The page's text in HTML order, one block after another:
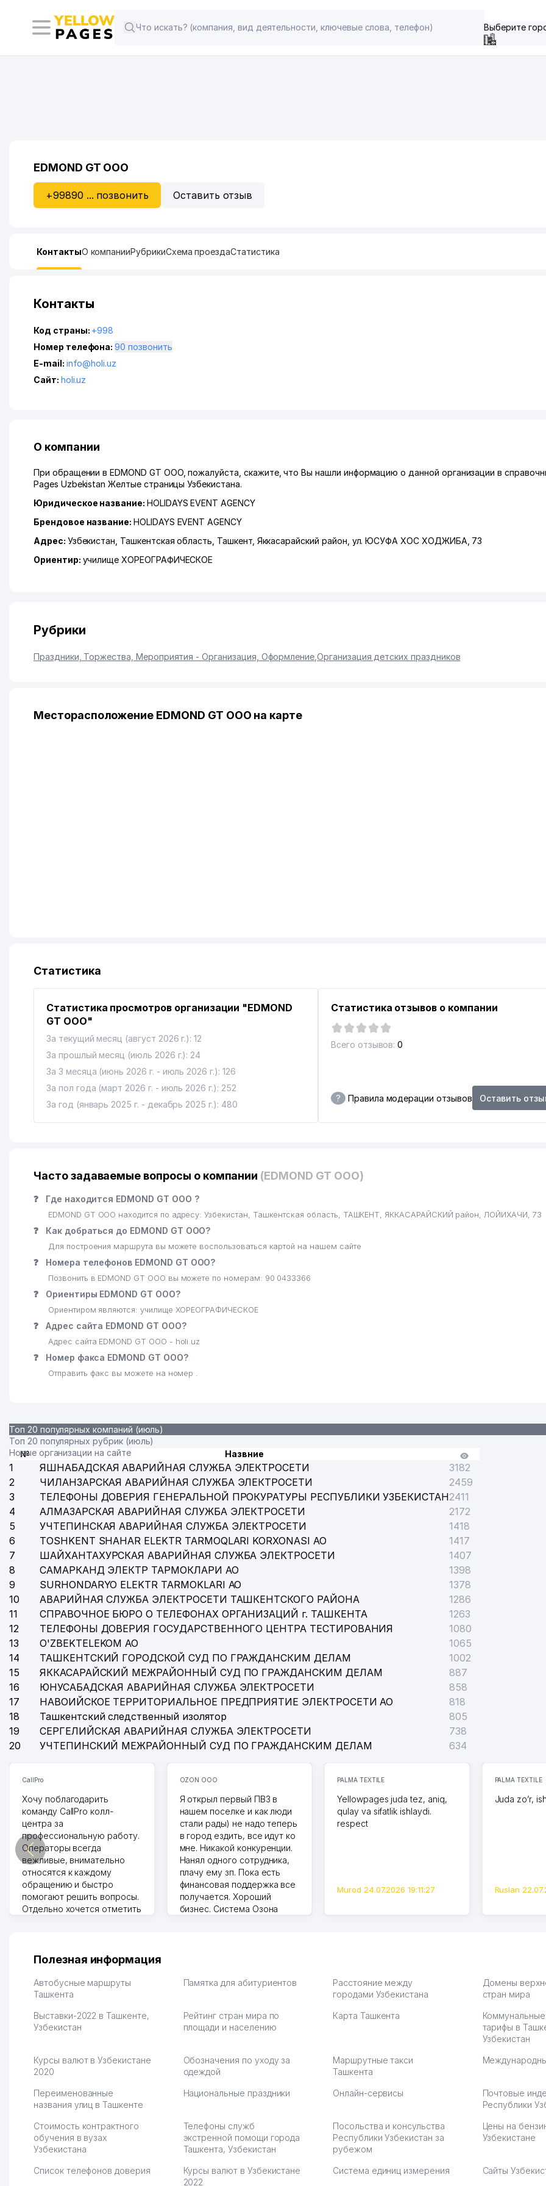
Выберите
EDMOND GT ООО
+99890 ... позвонить Оставить отзыв
КонтактыО компанииРубрикиСхема проездаСтатистика
Контакты
Код страны: +998
Номер телефона:
90 позвонить
E-mail: info@holi.uz
Сайт: holi.uz
О компании
При обращении в EDMOND GT ООО, пожалуйста, скажите, что Вы нашли информацию о данной организации в
Pages Uzbekistan Желтые страницы Узбекистана.
Юридическое название: HOLIDAYS EVENT AGENCY
Брендовое название: HOLIDAYS EVENT AGENCY
Адрес: Узбекистан, Ташкентская область Ташкент, Яккасарайский район ул. ЮСУФА ХОС ХОДЖИБА , 73
Ориентир: училище ХОРЕОГРАФИЧЕСКОЕ
Рубрики
Праздники, Торжества, Мероприятия - Организация, Оформление ,Организация детских праздников
Месторасположение EDMOND GT ООО на карте
Статистика
Статистика просмотров организации "EDMOND
GT ООО"
За текущий месяц (август 2026 г.): 12
За прошлый месяц (июль 2026 г.): 24
За 3 месяца (июнь 2026 г. - июль 2026 г.): 126
За пол года (март 2026 г. - июль 2026 г.): 252
За год (январь 2025 г. - декабрь 2025 г.): 480
Статистика отзывов о компании
Всего отзывов: 0
? Правила модерации отзывов Оставить
Часто задаваемые вопросы о компании (EDMOND GT ООО)
❓ Где находится EDMOND GT ООО ?
EDMOND GT ООО находится по адресу: Узбекистан, Ташкентская область, ТАШКЕНТ, ЯККАСАРАЙСКИЙ район, ЛОЙИХАЧИ, 73
❓ Как добраться до EDMOND GT ООО?
Для построения маршрута вы можете воспользоваться картой на нашем сайте
❓ Номера телефонов EDMOND GT ООО?
Позвонить в EDMOND GT ООО вы можете по номерам: 90 0433366
❓ Ориентиры EDMOND GT ООО?
Ориентиром являются: училище ХОРЕОГРАФИЧЕСКОЕ
❓ Адрес сайта EDMOND GT ООО?
Адрес сайта EDMOND GT ООО - holi.uz
❓ Номер факса EDMOND GT ООО?
Отправить факс вы можете на номер .
Топ 20 популярных компаний (июль)
Топ 20 популярных рубрик (июль)
Новые организации на сайте
№ Назвние
1 ЯШНАБАДСКАЯ АВАРИЙНАЯ СЛУЖБА ЭЛЕКТРОСЕТИ
3182
2
ЧИЛАНЗАРСКАЯ АВАРИЙНАЯ СЛУЖБА ЭЛЕКТРОСЕТИ
2459
3
ТЕЛЕФОНЫ ДОВЕРИЯ ГЕНЕРАЛЬНОЙ ПРОКУРАТУРЫ РЕСПУБЛИКИ УЗБЕКИСТАН2411
4
АЛМАЗАРСКАЯ АВАРИЙНАЯ СЛУЖБА ЭЛЕКТРОСЕТИ
2172
5
УЧТЕПИНСКАЯ АВАРИЙНАЯ СЛУЖБА ЭЛЕКТРОСЕТИ
1418
6
TOSHKENT SHAHAR ELEKTR TARMOQLARI KORXONASI АО
1417
7
ШАЙХАНТАХУРСКАЯ АВАРИЙНАЯ СЛУЖБА ЭЛЕКТРОСЕТИ
1407
8
САМАРКАНД ЭЛЕКТР ТАРМОКЛАРИ АО
1398
9
SURHONDARYO ELEKTR TARMOKLARI АО
1378
10
АВАРИЙНАЯ СЛУЖБА ЭЛЕКТРОСЕТИ ТАШКЕНТСКОГО РАЙОНА
1286
11
СПРАВОЧНОЕ БЮРО О ТЕЛЕФОНАХ ОРГАНИЗАЦИЙ г. ТАШКЕНТА
1263
12
ТЕЛЕФОНЫ ДОВЕРИЯ ГОСУДАРСТВЕННОГО ЦЕНТРА ТЕСТИРОВАНИЯ
1080
13
O'ZBEKTELEKOM АО
1065
14
ТАШКЕНТСКИЙ ГОРОДСКОЙ СУД ПО ГРАЖДАНСКИМ ДЕЛАМ
1002
15
ЯККАСАРАЙСКИЙ МЕЖРАЙОННЫЙ СУД ПО ГРАЖДАНСКИМ ДЕЛАМ
887
16
ЮНУСАБАДСКАЯ АВАРИЙНАЯ СЛУЖБА ЭЛЕКТРОСЕТИ
858
17
НАВОИЙСКОЕ ТЕРРИТОРИАЛЬНОЕ ПРЕДПРИЯТИЕ ЭЛЕКТРОСЕТИ АО
818
18
Ташкентский следственный изолятор
805
19
СЕРГЕЛИЙСКАЯ АВАРИЙНАЯ СЛУЖБА ЭЛЕКТРОСЕТИ
738
20
УЧТЕПИНСКИЙ МЕЖРАЙОННЫЙ СУД ПО ГРАЖДАНСКИМ ДЕЛАМ 634
CallPro
Хочу поблагодарить
команду CallPro колл-
центра за
профессиональную работу.
Операторы всегда
вежливые, внимательно
относятся к каждому
обращению и быстро
помогают решить вопросы.
Отдельно хочется отметить
их работе значительно
обслуживания клиентов.
Рекомендую этот колл-
партнера для бизнеса.
Vip Brand 31.07.2026 11:43:39
OZON ООО
Я открыл первый ПВЗ в
нашем поселке и как люди
стали рады) не надо теперь
в город ездить, все идут ко
мне. Никакой конкуренции.
Нанял одного сотрудника,
плачу ему зп. Пока есть
финансовая поддержка все
получается. Хороший
бизнес. Система Озона
тут у нас уже есть ПВЗ.
Марат 27.07.2026 08:00:37
PALMA TEXTILE
Yellowpages juda tez, aniq,
qulay va sifatlik ishlaydi.
respect
Murod 24.07.2026 19:11:27
PALMA TEXTILE
Juda zo’r,
Ruslan
Полезная информация
Автобусные маршруты
Ташкента
Памятка для абитуриентов
Расстояние между
городами Узбекистана
Домены
стран мира
Выставки-2022 в Ташкенте,
Узбекистан
Рейтинг стран мира по
площади и населению
Карта Ташкента
тарифы в
Узбекистан
Курсы валют в Узбекистане
2020
Обозначения по уходу за
одеждой
Маршрутные такси
Ташкента
Переименованные
названия улиц в Ташкенте
Национальные праздники Онлайн-сервисы
Почтовые
Республики
Стоимость контрактного
обучения в вузах
Узбекистана
Телефоны служб
экстренной помощи города
Ташкента, Узбекистан
Посольства и консульства
Республики Узбекистан за
рубежом
Цены на
Узбекистане
Список телефонов доверия
Курсы валют в Узбекистане
2022
Система единиц измерения Сайты